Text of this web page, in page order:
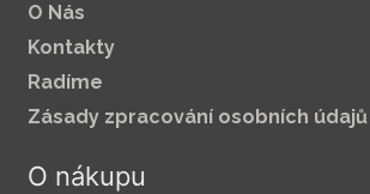
O Nás
Kontakty
Radíme
Zásady zpracování osobních údajů
O nákupu